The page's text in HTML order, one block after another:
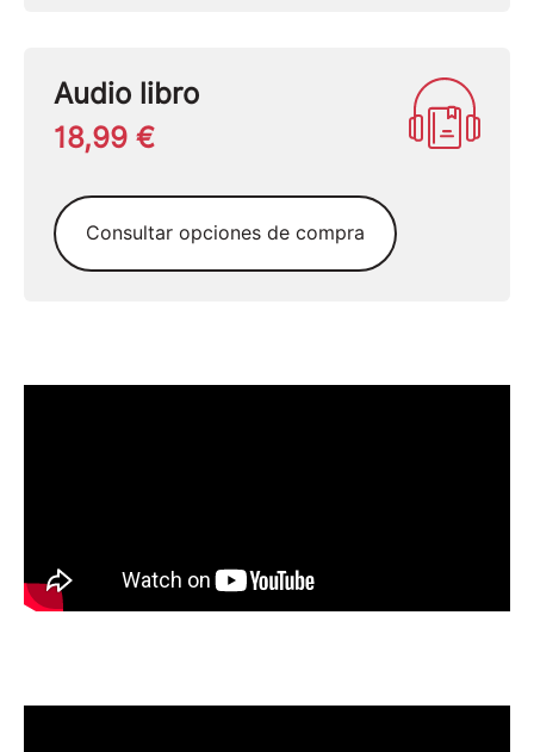
Audio libro
18,99 €
Consultar opciones de compra